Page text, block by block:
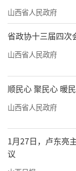
山西省人民政府
省政协十三届四次
山西省人民政府
顺民心 聚民心 暖
山西省人民政府
1月27日，卢东亮
议